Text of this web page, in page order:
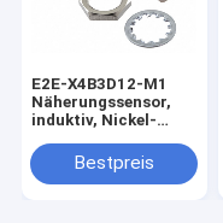
E2E-X4B3D12-M1
Näherungssensor,
induktiv, Nickel-
Körper, M12,
geschirmt, 4 mm,
Bestpreis